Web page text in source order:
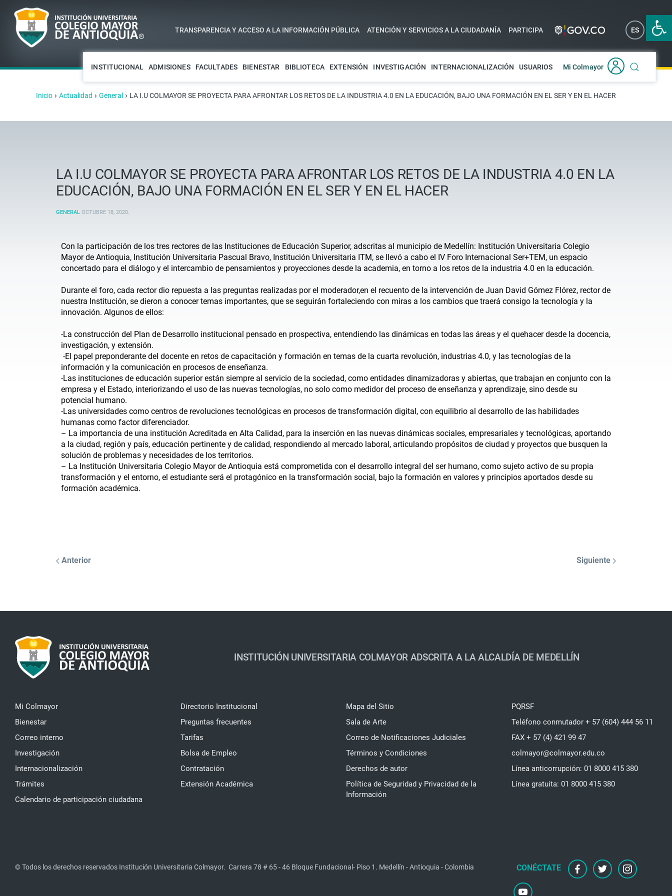
Abrir
TRANSPARENCIA Y ACCESO A LA INFORMACIÓN PÚBLICA ATENCIÓN Y SERVICIOS A LA CIUDADANÍA PARTICIPA ES EN
INSTITUCIONAL ADMISIONES FACULTADES BIENESTAR BIBLIOTECA EXTENSIÓN INVESTIGACIÓN INTERNACIONALIZACIÓN USUARIOS Mi Colmayor
Inicio › Actualidad › General › LA I.U COLMAYOR SE PROYECTA PARA AFRONTAR LOS RETOS DE LA INDUSTRIA 4.0 EN LA EDUCACIÓN, BAJO UNA FORMACIÓN EN EL SER Y EN EL HACER
LA I.U COLMAYOR SE PROYECTA PARA AFRONTAR LOS RETOS DE LA INDUSTRIA 4.0 EN LA
EDUCACIÓN, BAJO UNA FORMACIÓN EN EL SER Y EN EL HACER
GENERAL OCTUBRE 18, 2020.
Con la participación de los tres rectores de las Instituciones de Educación Superior, adscritas al municipio de Medellín: Institución Universitaria Colegio
Mayor de Antioquia, Institución Universitaria Pascual Bravo, Institución Universitaria ITM, se llevó a cabo el IV Foro Internacional Ser+TEM, un espacio
concertado para el diálogo y el intercambio de pensamientos y proyecciones desde la academia, en torno a los retos de la industria 4.0 en la educación.
Durante el foro, cada rector dio repuesta a las preguntas realizadas por el moderador,en el recuento de la intervención de Juan David Gómez Flórez, rector de
nuestra Institución, se dieron a conocer temas importantes, que se seguirán fortaleciendo con miras a los cambios que traerá consigo la tecnología y la
innovación. Algunos de ellos:
-La construcción del Plan de Desarrollo institucional pensado en prospectiva, entendiendo las dinámicas en todas las áreas y el quehacer desde la docencia,
investigación, y extensión.
-El papel preponderante del docente en retos de capacitación y formación en temas de la cuarta revolución, industrias 4.0, y las tecnologías de la
información y la comunicación en procesos de enseñanza.
-Las instituciones de educación superior están siempre al servicio de la sociedad, como entidades dinamizadoras y abiertas, que trabajan en conjunto con la
empresa y el Estado, interiorizando el uso de las nuevas tecnologías, no solo como medidor del proceso de enseñanza y aprendizaje, sino desde su
potencial humano.
-Las universidades como centros de revoluciones tecnológicas en procesos de transformación digital, con equilibrio al desarrollo de las habilidades
humanas como factor diferenciador.
– La importancia de una institución Acreditada en Alta Calidad, para la inserción en las nuevas dinámicas sociales, empresariales y tecnológicas, aportando
a la ciudad, región y país, educación pertinente y de calidad, respondiendo al mercado laboral, articulando propósitos de ciudad y proyectos que busquen la
solución de problemas y necesidades de los territorios.
– La Institución Universitaria Colegio Mayor de Antioquia está comprometida con el desarrollo integral del ser humano, como sujeto activo de su propia
transformación y el entorno, el estudiante será el protagónico en la transformación social, bajo la formación en valores y principios aportados desde su
formación académica.
Anterior Siguiente
INSTITUCIÓN UNIVERSITARIA COLMAYOR ADSCRITA A LA ALCALDÍA DE MEDELLÍN
Mi Colmayor
Bienestar
Correo interno
Investigación
Internacionalización
Trámites
Calendario de participación ciudadana
Directorio Institucional
Preguntas frecuentes
Tarifas
Bolsa de Empleo
Contratación
Extensión Académica
Mapa del Sitio
Sala de Arte
Correo de Notificaciones Judiciales
Términos y Condiciones
Derechos de autor
Política de Seguridad y Privacidad de la
Información
PQRSF
Teléfono conmutador + 57 (604) 444 56 11
FAX + 57 (4) 421 99 47
colmayor@colmayor.edu.co
Línea anticorrupción: 01 8000 415 380
Línea gratuita: 01 8000 415 380
© Todos los derechos reservados Institución Universitaria Colmayor. Carrera 78 # 65 - 46 Bloque Fundacional- Piso 1. Medellín - Antioquia - Colombia